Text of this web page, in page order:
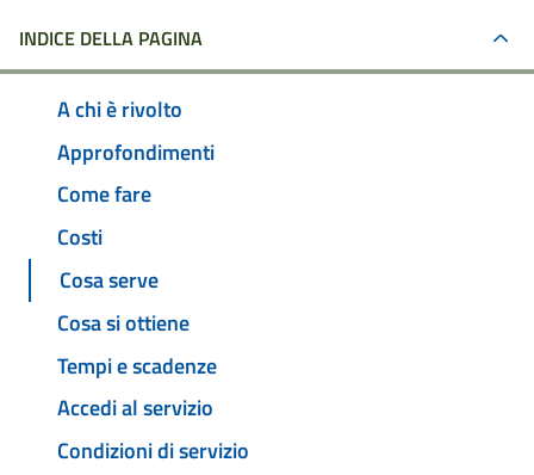
INDICE DELLA PAGINA
A chi è rivolto
Approfondimenti
Come fare
Costi
Cosa serve
Cosa si ottiene
Tempi e scadenze
Accedi al servizio
Condizioni di servizio